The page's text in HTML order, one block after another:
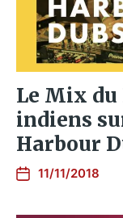
Le Mix du
indiens
Harbour
11/11/2018